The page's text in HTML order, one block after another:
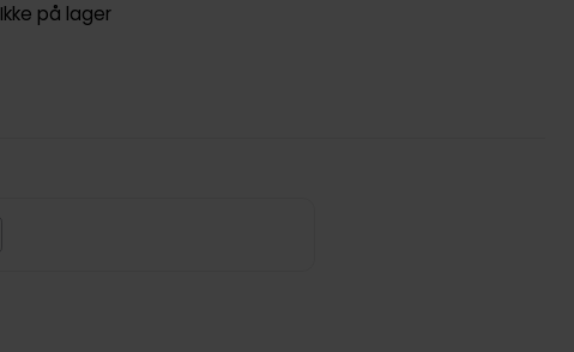
Ikke på lager